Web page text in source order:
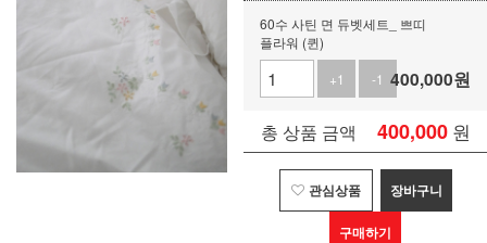
60수 사틴 면 듀벳세트_ 쁘띠
플라워 (퀸)
+1
-1 400,000원
총 상품 금액 400,000 원
관심상품 장바구니
구매하기